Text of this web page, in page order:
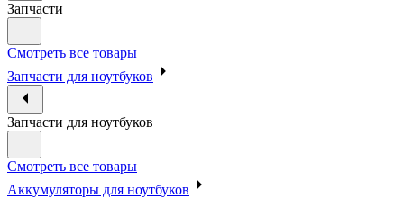
Запчасти
Смотреть все товары
Запчасти для ноутбуков
Запчасти для ноутбуков
Смотреть все товары
Аккумуляторы для ноутбуков